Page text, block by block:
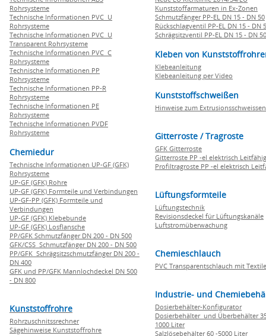
Rohrsysteme
Technische Informationen PVC U
Rohrsysteme
Technische Informationen PVC U
Transparent Rohrsysteme
Technische Informationen PVC C
Rohrsysteme
Technische Informationen PP
Rohrsysteme
Technische Informationen PP-R
Rohrsysteme
Technische Informationen PE
Rohrsysteme
Technische Informationen PVDF
Rohrsysteme
Chemiedur
Technische Informationen UP-GF (GFK)
Rohrsysteme
UP-GF (GFK) Rohre
UP-GF (GFK) Formteile und Verbindungen
UP-GF-PP (GFK) Formteile und
Verbindungen
UP-GF (GFK) Klebebunde
UP-GF (GFK) Losflansche
PP/GFK Schmutzfänger DN 200 - DN 500
GFK/CSS Schmutzfänger DN 200 - DN 500
PP/GFK Schrägsitzschmutzfänger DN 200 -
DN 400
GFK und PP/GFK Mannlochdeckel DN 500
- DN 800
Kunststoffrohre
Rohrzuschnitssrechner
Sägehinweise Kunststoffrohre
Kunststoffarmaturen in Ex-Zonen
Schmutzfänger PP-EL DN 15 - DN 50
Rückschlagventil PP-EL DN 15 - DN
Schrägsitzventil PP-EL DN 15 - DN 50
Kleben von
Klebeanleitung
Klebeanleitung per Video
Kunststoffschweißen
Hinweise zum Extrusionsschweissen
Gitterroste / Tragroste
GFK Gitterroste
Gitterroste PP -el elektrisch Leitfähig
Profiltragroste PP -el elektrisch
Lüftungsformteile
Lüftungstechnik
Revisionsdeckel für Lüftungskanäle
Luftstromüberwachung
Chemieschlauch
PVC Transparentschlauch mit
Industrie- und
Dosierbehälter-Konfigurator
Dosierbehälter und Überbehälter
1000 Liter
Salzlösebehälter 60 -5000 Liter